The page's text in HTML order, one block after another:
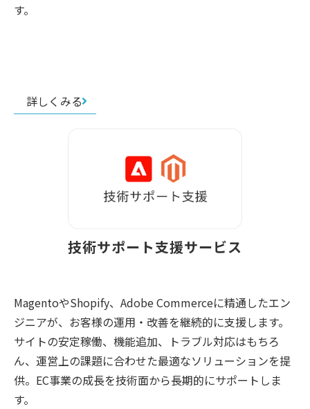
す。
詳しくみる
技術サポート支援サービス
MagentoやShopify、Adobe Commerceに精通したエン
ジニアが、お客様の運用・改善を継続的に支援します。
サイトの安定稼働、機能追加、トラブル対応はもちろ
ん、運営上の課題に合わせた最適なソリューションを提
供。EC事業の成長を技術面から長期的にサポートしま
す。